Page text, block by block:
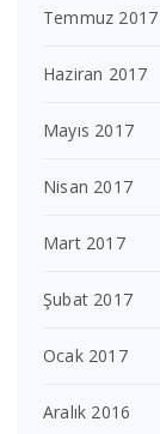
Temmuz 2017
Haziran 2017
Mayıs 2017
Nisan 2017
Mart 2017
Şubat 2017
Ocak 2017
Aralık 2016